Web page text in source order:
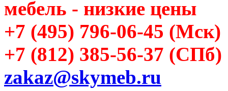
мебель - низкие цены
+7 (495) 796-06-45 (Мск)
+7 (812) 385-56-37 (СПб)
zakaz@skymeb.ru